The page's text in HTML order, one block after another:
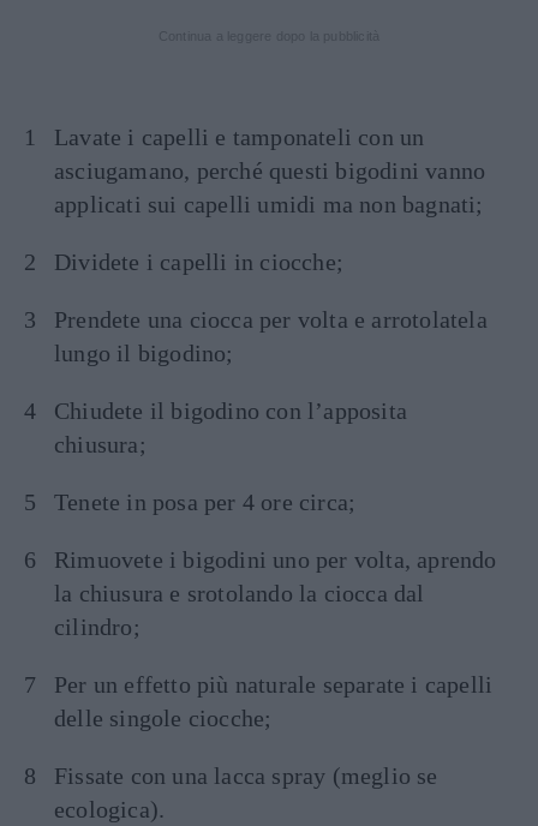
Lavate i capelli e tamponateli con un
asciugamano, perché questi bigodini vanno
applicati sui capelli umidi ma non bagnati;
Dividete i capelli in ciocche;
Prendete una ciocca per volta e arrotolatela
lungo il bigodino;
Chiudete il bigodino con l’apposita
chiusura;
Tenete in posa per 4 ore circa;
Rimuovete i bigodini uno per volta, aprendo
la chiusura e srotolando la ciocca dal
cilindro;
Per un effetto più naturale separate i capelli
delle singole ciocche;
Fissate con una lacca spray (meglio se
ecologica).